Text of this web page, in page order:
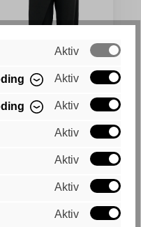
Pantalon en tissu
Aktiv
Aktiv
Aktiv
Aktiv
Aktiv
Aktiv
Aktiv